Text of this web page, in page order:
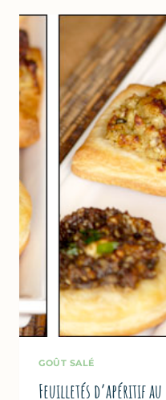
&
(PÂTE
FACILE
À
LA
GOÛT SALÉ
Feuilletés d’apéritif